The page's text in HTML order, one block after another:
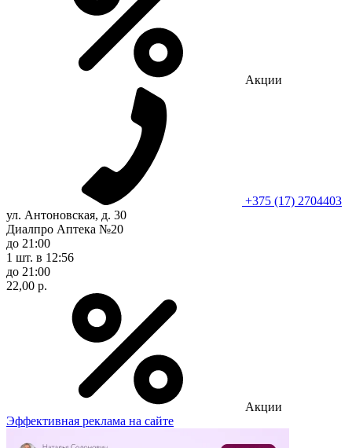
Акции
+375 (17) 2704403
ул. Антоновская, д. 30
Диалпро Аптека №20
до 21:00
1 шт. в 12:56
до 21:00
22,00 р.
Акции
Эффективная реклама на сайте